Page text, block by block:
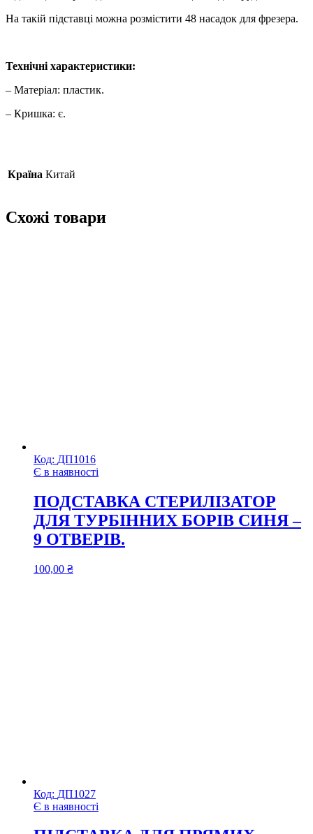
На такій підставці можна розмістити 48 насадок для фрезера.
Технічні характеристики:
– Матеріал: пластик.
– Кришка: є.
Країна Китай
Схожі товари
Код: ДП1016
Є в наявності
ПОДСТАВКА СТЕРИЛІЗАТОР
ДЛЯ ТУРБІННИХ БОРІВ СИНЯ –
9 ОТВЕРІВ.
100,00 ₴
Код: ДП1027
Є в наявності